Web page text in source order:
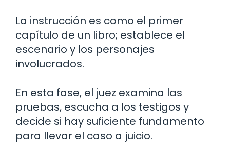
La instrucción es como el primer
capítulo de un libro; establece el
escenario y los personajes
involucrados.
En esta fase, el juez examina las
pruebas, escucha a los testigos y
decide si hay suficiente fundamento
para llevar el caso a juicio.